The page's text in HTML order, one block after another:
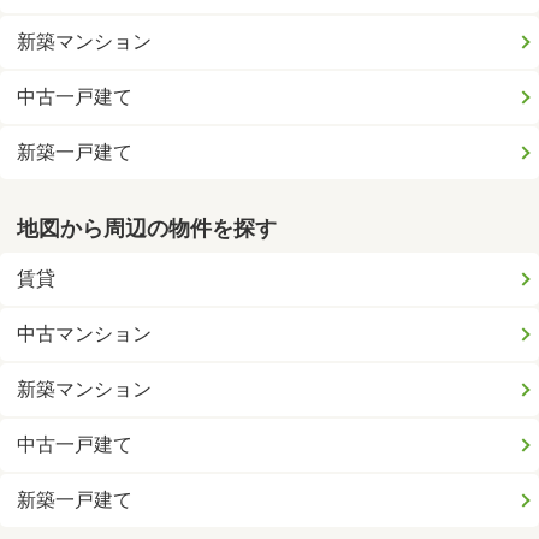
新築マンション
中古一戸建て
新築一戸建て
地図から周辺の物件を探す
賃貸
中古マンション
新築マンション
中古一戸建て
新築一戸建て